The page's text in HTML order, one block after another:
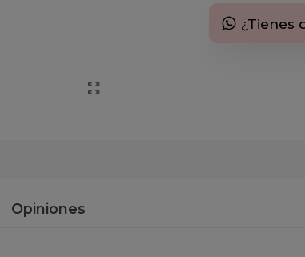
¿Tienes
Opiniones